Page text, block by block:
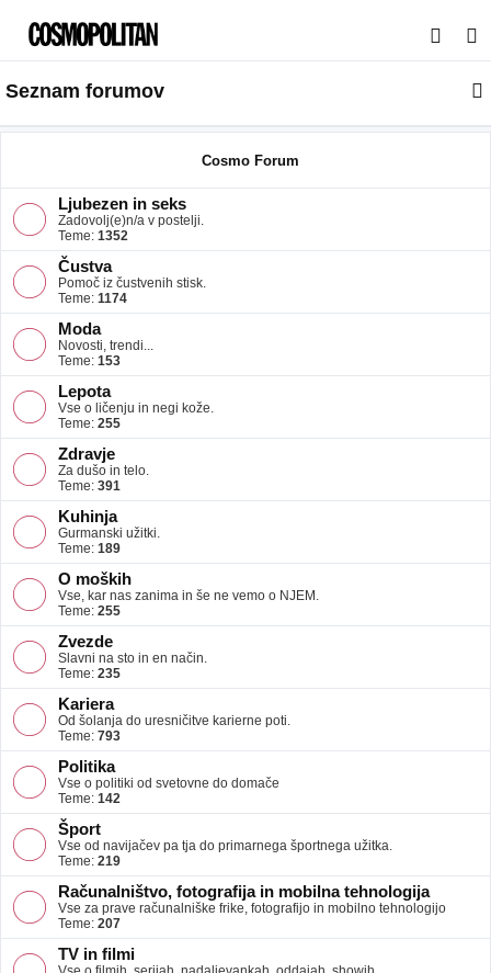
s
a
Seznam forumov
Cosmo Forum
Ljubezen in seks
Zadovolj(e)n/a v postelji.
Teme: 1352
Čustva
Pomoč iz čustvenih stisk.
Teme: 1174
Moda
Novosti, trendi...
Teme: 153
Lepota
Vse o ličenju in negi kože.
Teme: 255
Zdravje
Za dušo in telo.
Teme: 391
Kuhinja
Gurmanski užitki.
Teme: 189
O moških
Vse, kar nas zanima in še ne vemo o NJEM.
Teme: 255
Zvezde
Slavni na sto in en način.
Teme: 235
Kariera
Od šolanja do uresničitve karierne poti.
Teme: 793
Politika
Vse o politiki od svetovne do domače
Teme: 142
Šport
Vse od navijačev pa tja do primarnega športnega užitka.
Teme: 219
Računalništvo, fotografija in mobilna tehnologija
Vse za prave računalniške frike, fotografijo in mobilno tehnologijo
Teme: 207
TV in filmi